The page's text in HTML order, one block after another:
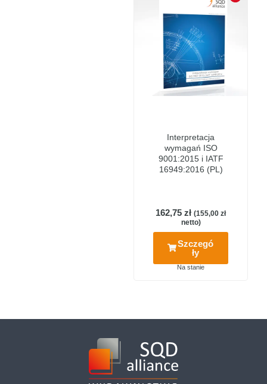
Interpretacja
wymagań ISO
9001:2015 i IATF
16949:2016 (PL)
162,75 zł (155,00 zł
netto)
Szczegó
ły
Na stanie